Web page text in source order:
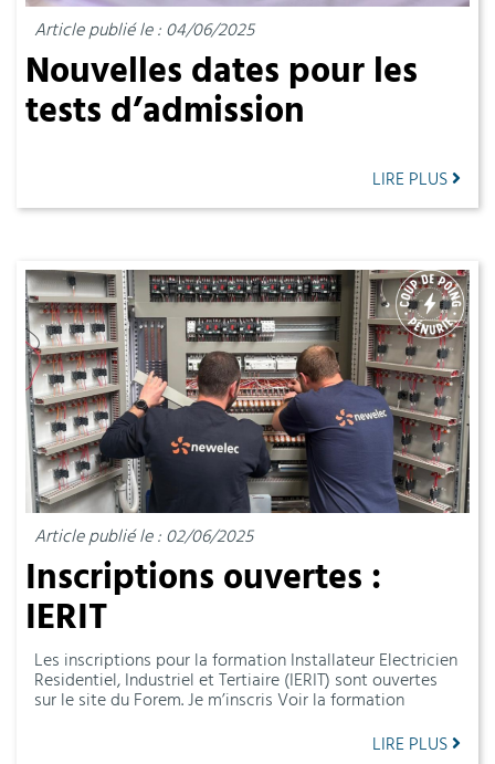
Article publié le : 04/06/2025
Nouvelles dates pour les
tests d’admission
LIRE PLUS
Article publié le : 02/06/2025
Inscriptions ouvertes :
IERIT
Les inscriptions pour la formation Installateur Electricien
Residentiel, Industriel et Tertiaire (IERIT) sont ouvertes
sur le site du Forem. Je m’inscris Voir la formation
LIRE PLUS